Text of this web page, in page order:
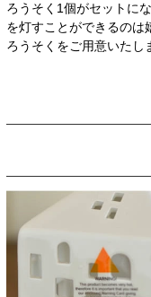
ろうそく1個がセットに
を灯すことができるのは
ろうそくをご用意いたし